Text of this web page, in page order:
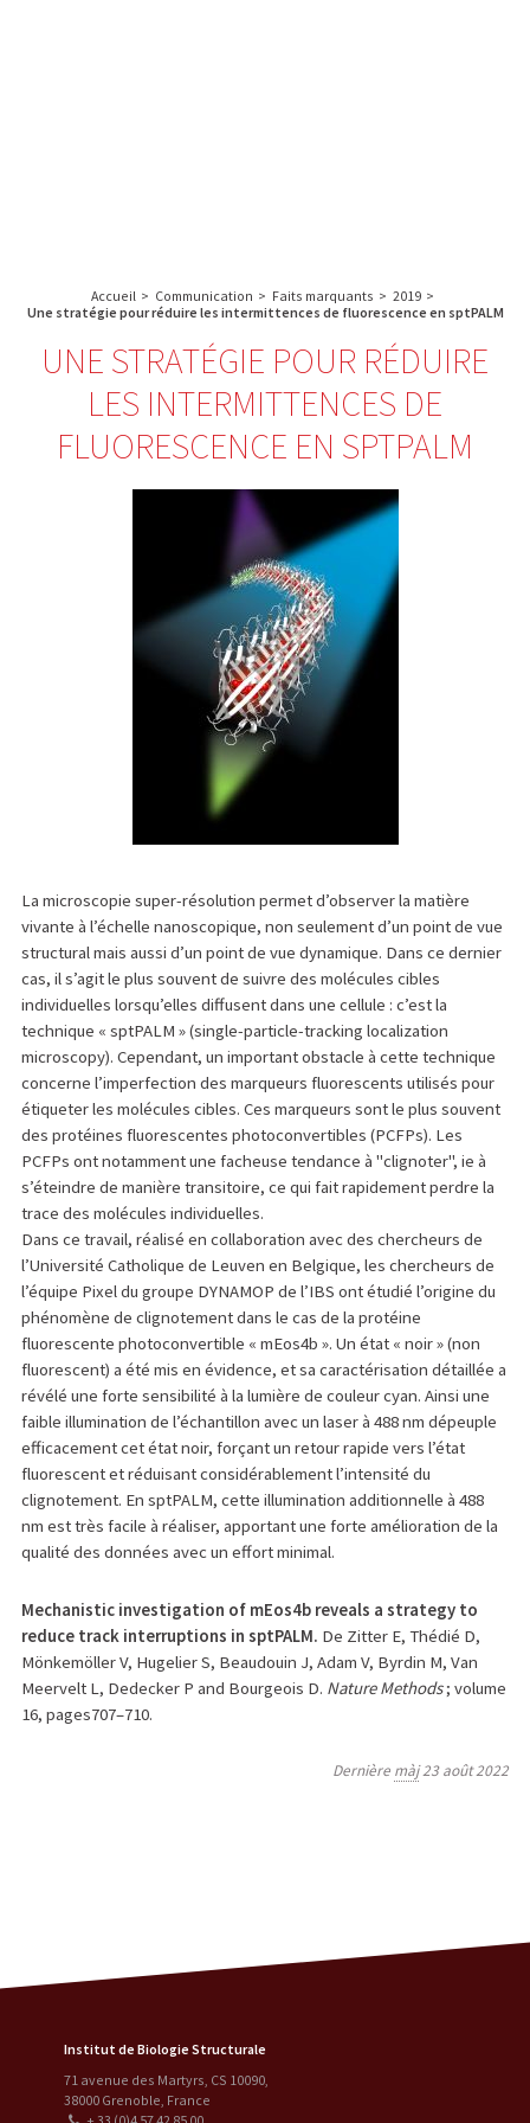
/
Accueil > Communication > Faits marquants > 2019 >
Une stratégie pour réduire les intermittences de fluorescence en sptPALM
UNE STRATÉGIE POUR RÉDUIRE
LES INTERMITTENCES DE
FLUORESCENCE EN SPTPALM
La microscopie super-résolution permet d’observer la matière
vivante à l’échelle nanoscopique, non seulement d’un point de vue
structural mais aussi d’un point de vue dynamique. Dans ce dernier
cas, il s’agit le plus souvent de suivre des molécules cibles
individuelles lorsqu’elles diffusent dans une cellule : c’est la
technique « sptPALM » (single-particle-tracking localization
microscopy). Cependant, un important obstacle à cette technique
concerne l’imperfection des marqueurs fluorescents utilisés pour
étiqueter les molécules cibles. Ces marqueurs sont le plus souvent
des protéines fluorescentes photoconvertibles (PCFPs). Les
PCFPs ont notamment une facheuse tendance à "clignoter", ie à
s’éteindre de manière transitoire, ce qui fait rapidement perdre la
trace des molécules individuelles.
Dans ce travail, réalisé en collaboration avec des chercheurs de
l’Université Catholique de Leuven en Belgique, les chercheurs de
l’équipe Pixel du groupe DYNAMOP de l’IBS ont étudié l’origine du
phénomène de clignotement dans le cas de la protéine
fluorescente photoconvertible « mEos4b ». Un état « noir » (non
fluorescent) a été mis en évidence, et sa caractérisation détaillée a
révélé une forte sensibilité à la lumière de couleur cyan. Ainsi une
faible illumination de l’échantillon avec un laser à 488 nm dépeuple
efficacement cet état noir, forçant un retour rapide vers l’état
fluorescent et réduisant considérablement l’intensité du
clignotement. En sptPALM, cette illumination additionnelle à 488
nm est très facile à réaliser, apportant une forte amélioration de la
qualité des données avec un effort minimal.
Mechanistic investigation of mEos4b reveals a strategy to
reduce track interruptions in sptPALM. De Zitter E, Thédié D,
Mönkemöller V, Hugelier S, Beaudouin J, Adam V, Byrdin M, Van
Meervelt L, Dedecker P and Bourgeois D. Nature Methods; volume
16, pages707–710.
Dernière màj23 août 2022
Institut de Biologie Structurale
71 avenue des Martyrs, CS 10090,
38000 Grenoble, France